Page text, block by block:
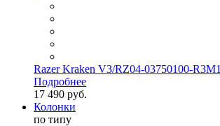
Razer Kraken V3/RZ04-03750100-R3M1
Подробнее
17 490 руб.
Колонки
по типу